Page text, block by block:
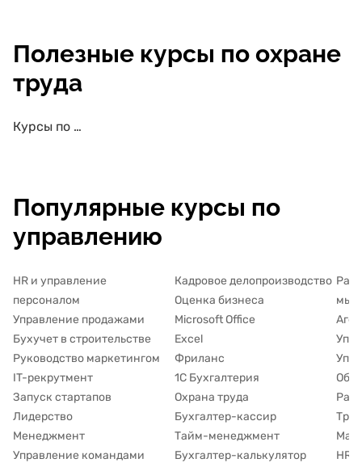
Полезные курсы по охране
труда
Курсы по охране труда с сертификатом
Популярные курсы по
управлению
HR и управление
персоналом
Управление продажами
Бухучет в строительстве
Руководство маркетингом
IT-рекрутмент
Запуск стартапов
Лидерство
Менеджмент
Управление командами
Кадровое делопроизводство
Оценка бизнеса
Microsoft Office
Excel
Фриланс
1С Бухгалтерия
Охрана труда
Бухгалтер-кассир
Тайм-менеджмент
Бухгалтер-калькулятор
HR